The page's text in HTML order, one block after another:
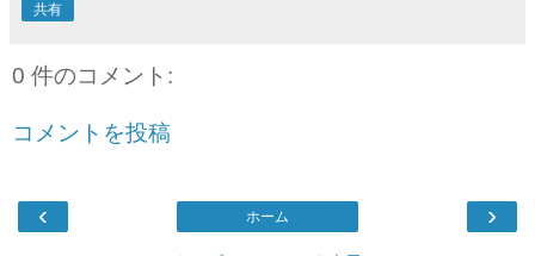
共有
0 件のコメント:
コメントを投稿
‹ ›
ホーム